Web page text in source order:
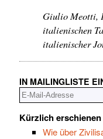
Giulio Meotti,
italienischen
italienischer
IN MAILINGLISTE
Kürzlich
Wie über